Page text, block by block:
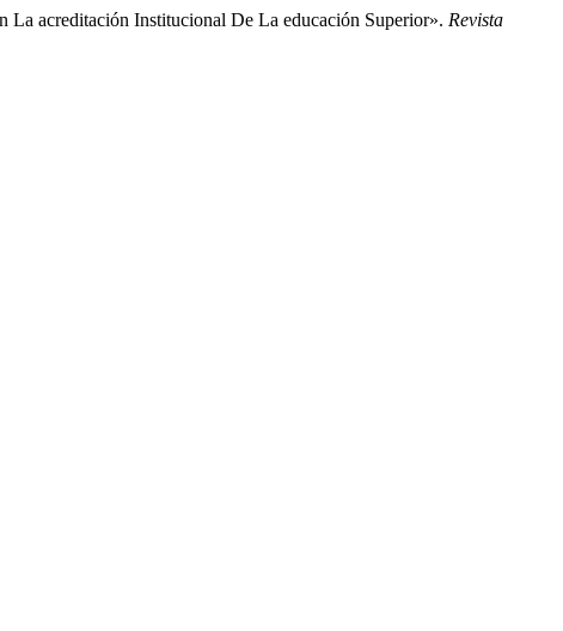
acreditación Institucional De La educación Superior». Revista